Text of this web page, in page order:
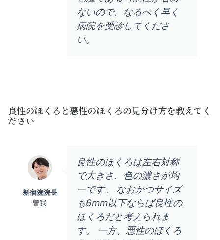
ないので、なるべく早く
病院を受診してくださ
い。
良性のほくろと悪性のほくろの見分け方を教えてく
ださい
良性のほくろは左右対称
で大きさ、色の濃さが均
一です。 なおかつサイズ
も6mm以下ならば良性の
ほくろだと考えられま
す。 一方、悪性のほくろ
新宿院院長
曽我